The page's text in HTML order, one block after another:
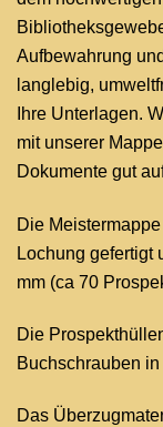
Aufbewahrung
langlebig,
Ihre Unterlagen.
mit unserer
Dokumente gut
Die
Lochung gefertigt
mm (ca 70
Die
Buchschrauben
Das